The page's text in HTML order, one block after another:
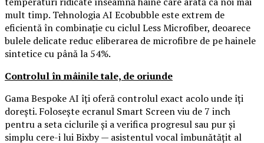
mult timp. Tehnologia AI Ecobubble este extrem de
eficientă în combinație cu ciclul Less Microfiber, deoarece
bulele delicate reduc eliberarea de microfibre de pe hainele
sintetice cu până la 54%.
Controlul în mâinile tale, de oriunde
Gama Bespoke AI îți oferă controlul exact acolo unde îți
dorești. Folosește ecranul Smart Screen viu de 7 inch
pentru a seta ciclurile și a verifica progresul sau pur și
simplu cere-i lui Bixby — asistentul vocal îmbunătățit al